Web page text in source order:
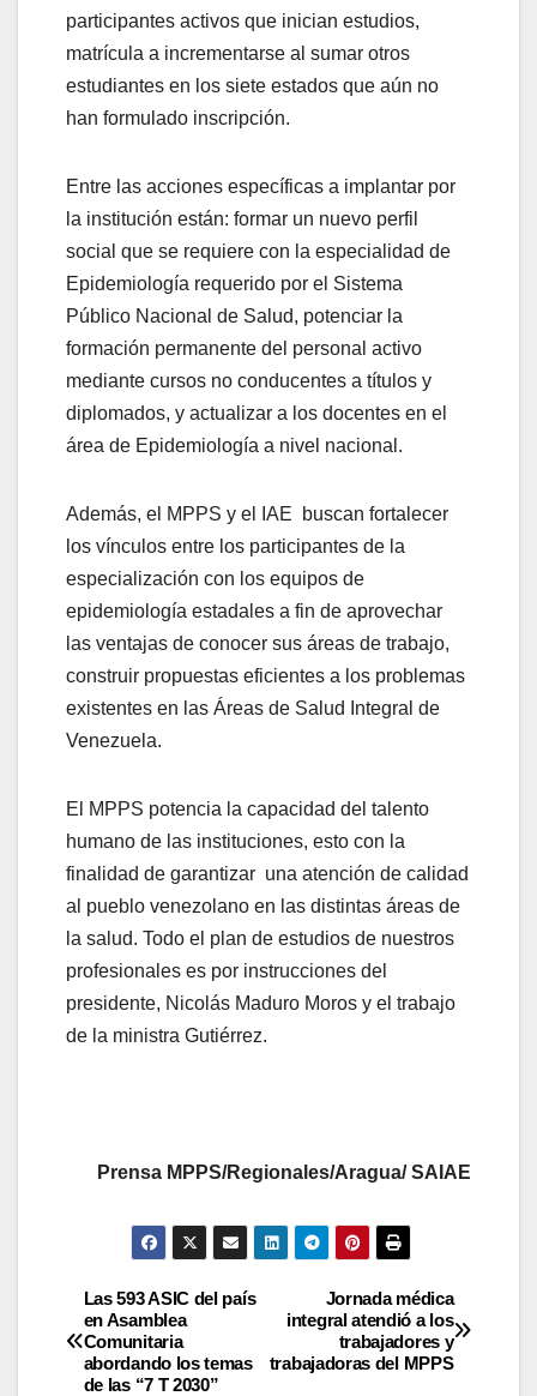
participantes activos que inician estudios,
matrícula a incrementarse al sumar otros
estudiantes en los siete estados que aún no
han formulado inscripción.
Entre las acciones específicas a implantar por
la institución están: formar un nuevo perfil
social que se requiere con la especialidad de
Epidemiología requerido por el Sistema
Público Nacional de Salud, potenciar la
formación permanente del personal activo
mediante cursos no conducentes a títulos y
diplomados, y actualizar a los docentes en el
área de Epidemiología a nivel nacional.
Además, el MPPS y el IAE buscan fortalecer
los vínculos entre los participantes de la
especialización con los equipos de
epidemiología estadales a fin de aprovechar
las ventajas de conocer sus áreas de trabajo,
construir propuestas eficientes a los problemas
existentes en las Áreas de Salud Integral de
Venezuela.
El MPPS potencia la capacidad del talento
humano de las instituciones, esto con la
finalidad de garantizar una atención de calidad
al pueblo venezolano en las distintas áreas de
la salud. Todo el plan de estudios de nuestros
profesionales es por instrucciones del
presidente, Nicolás Maduro Moros y el trabajo
de la ministra Gutiérrez.
Prensa MPPS/Regionales/Aragua/ SAIAE
Jornada médica
integral atendió a los
trabajadores y
trabajadoras del MPPS
Las 593 ASIC del país
en Asamblea
Comunitaria
abordando los temas
de las “7 T 2030”